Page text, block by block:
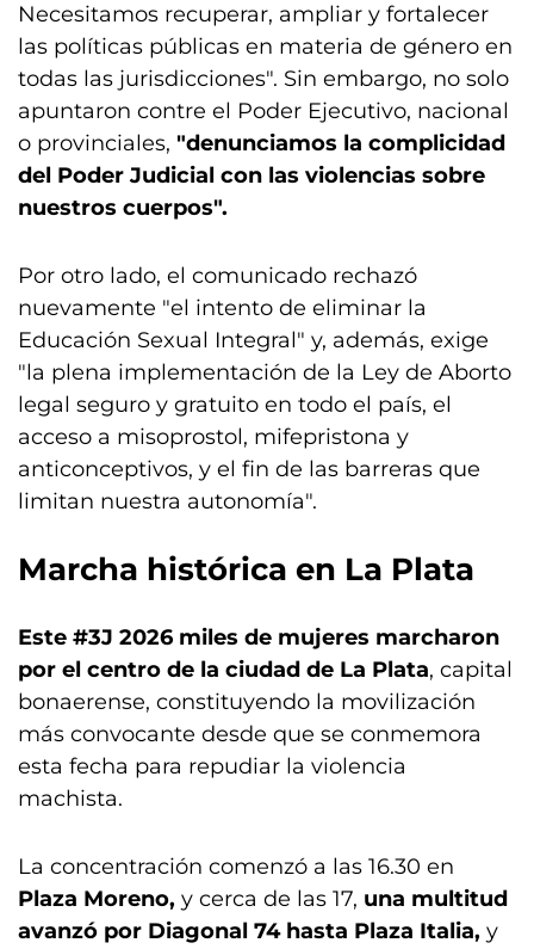
Necesitamos recuperar, ampliar y fortalecer
las políticas públicas en materia de género en
todas las jurisdicciones". Sin embargo, no solo
apuntaron contre el Poder Ejecutivo, nacional
o provinciales, "denunciamos la complicidad
del Poder Judicial con las violencias sobre
nuestros cuerpos".
Por otro lado, el comunicado rechazó
nuevamente "el intento de eliminar la
Educación Sexual Integral" y, además, exige
"la plena implementación de la Ley de Aborto
legal seguro y gratuito en todo el país, el
acceso a misoprostol, mifepristona y
anticonceptivos, y el fin de las barreras que
limitan nuestra autonomía".
Marcha histórica en La Plata
Este #3J 2026 miles de mujeres marcharon
por el centro de la ciudad de La Plata, capital
bonaerense, constituyendo la movilización
más convocante desde que se conmemora
esta fecha para repudiar la violencia
machista.
La concentración comenzó a las 16.30 en
Plaza Moreno, y cerca de las 17, una multitud
avanzó por Diagonal 74 hasta Plaza Italia, y